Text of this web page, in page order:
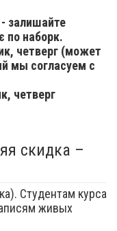
залишайте
по наборк.
четверг (может
мы согласуем с
четверг
скидка –
Студентам курса
живых